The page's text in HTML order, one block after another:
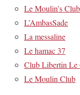
Le Moulin’s
L’AmbasSade
La messaline
Le hamac 37
Club Libertin Le
Le Moulin Club